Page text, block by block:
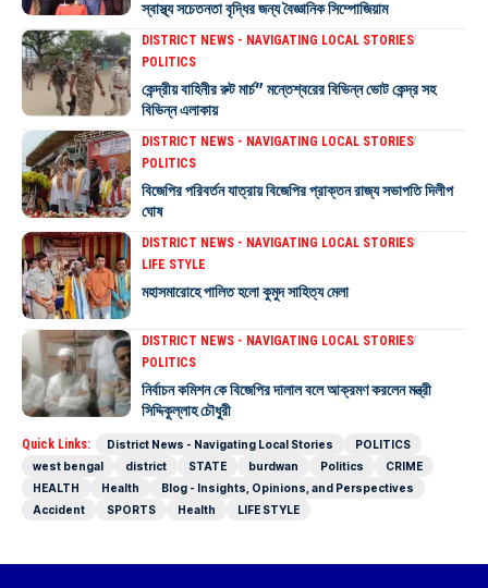
স্বাস্থ্য সচেতনতা বৃদ্ধির জন্য বৈজ্ঞানিক সিম্পোজিয়াম
DISTRICT NEWS - NAVIGATING LOCAL STORIES
POLITICS
কেন্দ্রীয় বাহিনীর রুট মার্চ” মন্তেশ্বরের বিভিন্ন ভোট কেন্দ্র সহ
বিভিন্ন এলাকায়
DISTRICT NEWS - NAVIGATING LOCAL STORIES
POLITICS
বিজেপির পরিবর্তন যাত্রায় বিজেপির প্রাক্তন রাজ্য সভাপতি দিলীপ
ঘোষ
DISTRICT NEWS - NAVIGATING LOCAL STORIES
LIFE STYLE
মহাসমারোহে পালিত হলো কুমুদ সাহিত্য মেলা
DISTRICT NEWS - NAVIGATING LOCAL STORIES
POLITICS
নির্বাচন কমিশন কে বিজেপির দালাল বলে আক্রমণ করলেন মন্ত্রী
সিদ্দিকুল্লাহ চৌধুরী
Quick Links: District News - Navigating Local Stories
POLITICS
west bengal
district STATE burdwan Politics
CRIME
HEALTH
Health
Blog - Insights, Opinions, and Perspectives
Accident
SPORTS Health LIFE STYLE